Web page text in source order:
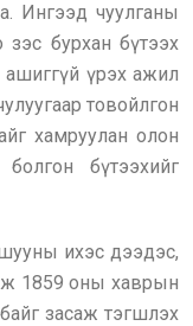
Ингээд чуулганы
бурхан бүтээх
үрэх ажил
товойлгон
хамруулан олон
бүтээхийг
ихэс дээдэс,
1859 оны хаврын
засаж тэгшлэх